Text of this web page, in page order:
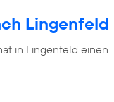
Lingenfeld
in Lingenfeld einen